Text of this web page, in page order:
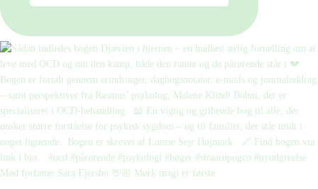
Mød forfatter Sara Ejersbo 👋🏼 Mørk magi er første